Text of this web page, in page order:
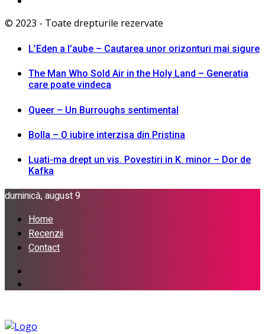
© 2023 - Toate drepturile rezervate
L’Eden a I’aube – Cautarea unor orizonturi mai sigure
The Man Who Sold Air in the Holy Land – Generatia
care poate vindeca
Queer – Un Burroughs sentimental
Bolla – O iubire interzisa din Pristina
Luati-ma drept un vis. Povestiri in K. minor – Dor de
Kafka
duminică, august 9
Home
Recenzii
Contact